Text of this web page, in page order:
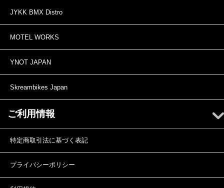
JYKK BMX Distro
MOTEL WORKS
YNOT JAPAN
Skreambikes Japan
ご利用情報
特定商取引法に基づく表記
プライバシーポリシー